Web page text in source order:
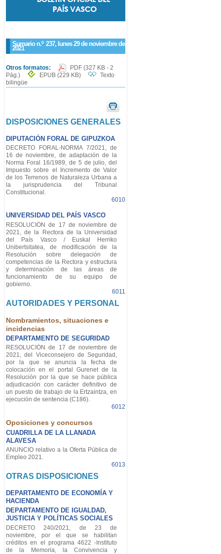
Sumario n.º 237, lunes 29 de noviembre de
2021
Otros formatos: PDF (327 KB - 2
Pág.)
EPUB (229 KB)
Texto
bilingüe
DISPOSICIONES GENERALES
DIPUTACIÓN FORAL DE GIPUZKOA
DECRETO FORAL-NORMA 7/2021, de
16 de noviembre, de adaptación de la
Norma Foral 16/1989, de 5 de julio, del
Impuesto sobre el Incremento de Valor
de los Terrenos de Naturaleza Urbana a
la jurisprudencia del Tribunal
Constitucional.
6010
UNIVERSIDAD DEL PAÍS VASCO
RESOLUCIÓN de 17 de noviembre de
2021, de la Rectora de la Universidad
del País Vasco / Euskal Herriko
Unibertsitatea, de modificación de la
Resolución sobre delegación de
competencias de la Rectora y estructura
y determinación de las áreas de
funcionamiento de su equipo de
gobierno.
6011
AUTORIDADES Y PERSONAL
Nombramientos, situaciones e
incidencias
DEPARTAMENTO DE SEGURIDAD
RESOLUCIÓN de 17 de noviembre de
2021, del Viceconsejero de Seguridad,
por la que se anuncia la fecha de
colocación en el portal Gurenet de la
Resolución por la que se hace pública
adjudicación con carácter definitivo de
un puesto de trabajo de la Ertzaintza, en
ejecución de sentencia (C186).
6012
Oposiciones y concursos
CUADRILLA DE LA LLANADA
ALAVESA
ANUNCIO relativo a la Oferta Pública de
Empleo 2021.
6013
OTRAS DISPOSICIONES
DEPARTAMENTO DE ECONOMÍA Y
HACIENDA
DEPARTAMENTO DE IGUALDAD,
JUSTICIA Y POLÍTICAS SOCIALES
DECRETO 240/2021, de 23 de
noviembre, por el que se habilitan
créditos en el programa 4622 -Instituto
de la Memoria, la Convivencia y